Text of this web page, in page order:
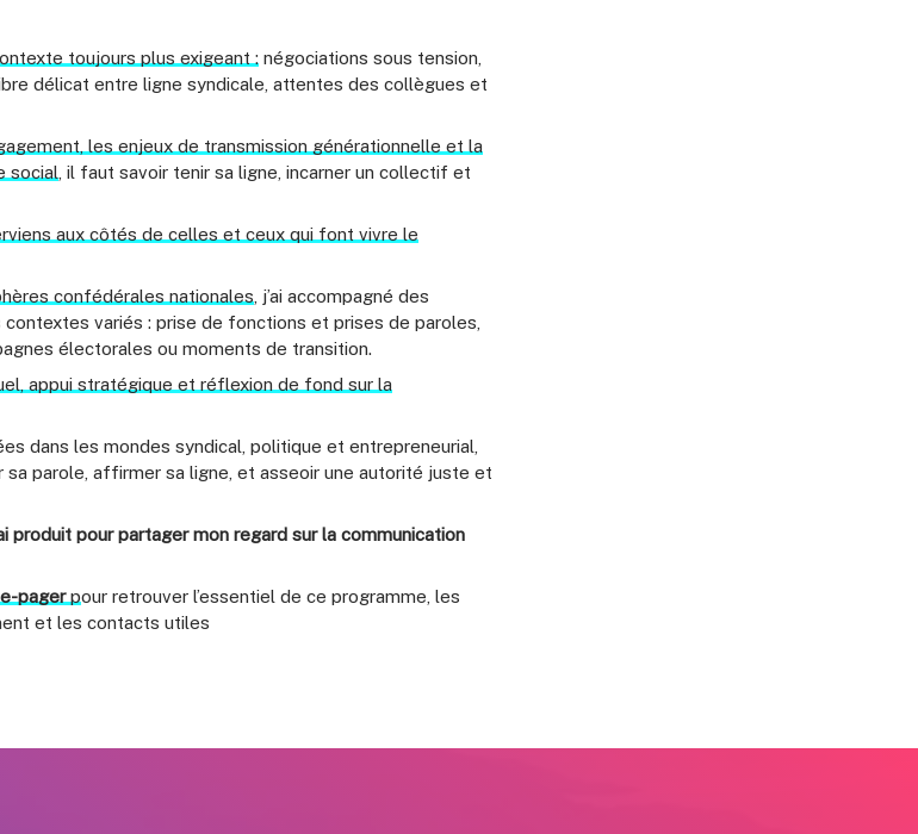
toujours plus exigeant : négociations sous tension,
délicat entre ligne syndicale, attentes des collègues et
les enjeux de transmission générationnelle et la
social , il faut savoir tenir sa ligne, incarner un collectif et
aux côtés de celles et ceux qui font vivre le
confédérales nationales , j’ai accompagné des
variés : prise de fonctions et prises de paroles,
électorales ou moments de transition.
appui stratégique et réflexion de fond sur la
dans les mondes syndical, politique et entrepreneurial,
sa parole, affirmer sa ligne, et asseoir une autorité juste et
produit pour partager mon regard sur la communication
pagerpour retrouver l’essentiel de ce programme, les
et les contacts utiles